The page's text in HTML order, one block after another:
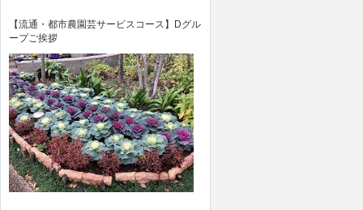
【流通・都市農園芸サービスコース】Dグル
ープご挨拶